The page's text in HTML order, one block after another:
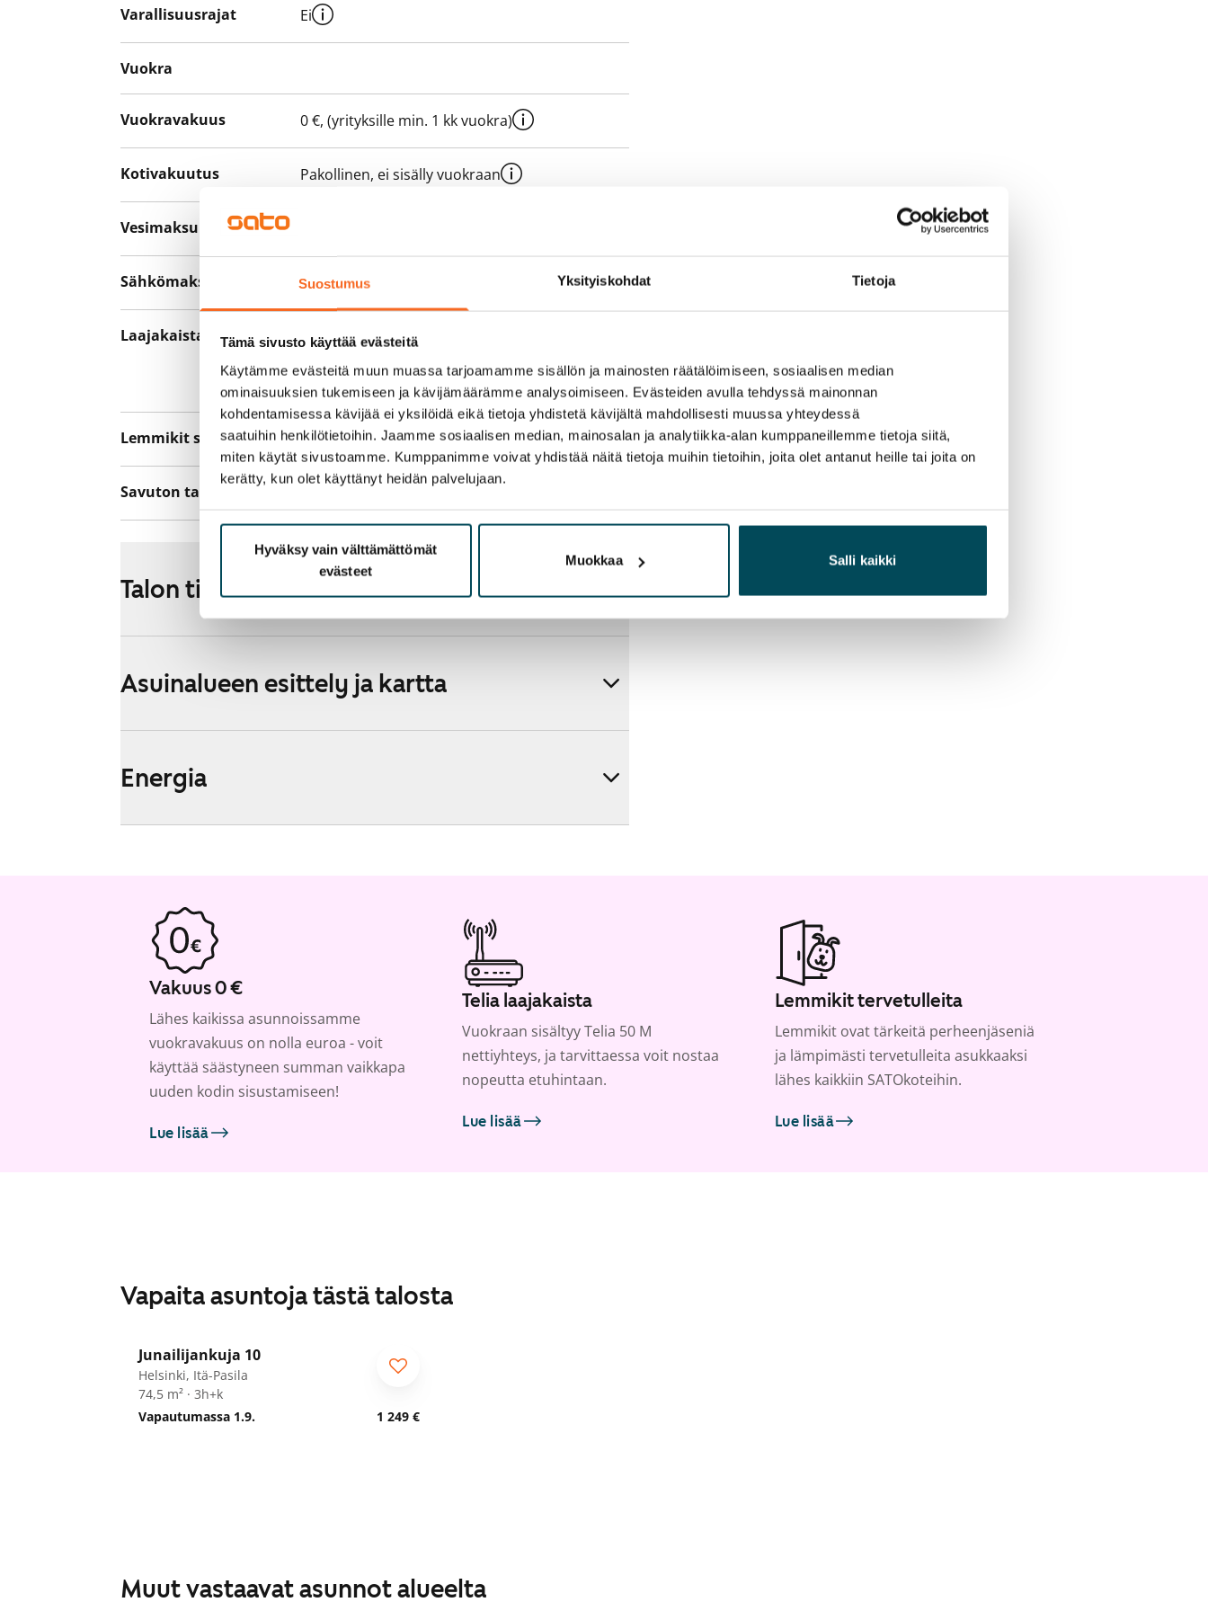
Suostumus Yksityiskohdat Tietoja
Tämä sivusto käyttää evästeitä
Käytämme evästeitä muun muassa tarjoamamme sisällön ja mainosten räätälöimiseen, sosiaalisen median
ominaisuuksien tukemiseen ja kävijämäärämme analysoimiseen. Evästeiden avulla tehdyssä mainonnan
kohdentamisessa kävijää ei yksilöidä eikä tietoja yhdistetä kävijältä mahdollisesti muussa yhteydessä
saatuihin henkilötietoihin. Jaamme sosiaalisen median, mainosalan ja analytiikka-alan kumppaneillemme tietoja siitä,
miten käytät sivustoamme. Kumppanimme voivat yhdistää näitä tietoja muihin tietoihin, joita olet antanut heille tai joita on
kerätty, kun olet käyttänyt heidän palvelujaan.
Hyväksy vain välttämättömät
evästeet
Muokkaa Salli kaikki
Varallisuusrajat Ei
Vuokra
Vuokravakuus 0 €, (yrityksille min. 1 kk vuokra)
Kotivakuutus Pakollinen, ei sisälly vuokraan
Vesimaksu
Sähkömaksu Vuokralainen solmii itse sähkösopimuksen.
Laajakaista
Vuokraan sisältyy 50 M laajakaistaliittymä. Voit
hankkia lisänopeutta etuhintaan ottamalla
yhteyttä operaattoriin Telia.
Lemmikit sallittu Kyllä
Savuton talo
Talon tiedot
Asuinalueen esittely ja kartta
Energia
Vakuus 0 €
Lähes kaikissa asunnoissamme
vuokravakuus on nolla euroa - voit
käyttää säästyneen summan vaikkapa
uuden kodin sisustamiseen!
Lue lisää
Telia laajakaista
Vuokraan sisältyy Telia 50 M
nettiyhteys, ja tarvittaessa voit nostaa
nopeutta etuhintaan.
Lue lisää
Lemmikit tervetulleita
Lemmikit ovat tärkeitä perheenjäseniä
ja lämpimästi tervetulleita asukkaaksi
lähes kaikkiin SATOkoteihin.
Lue lisää
Vapaita asuntoja tästä talosta
Junailijankuja 10
Helsinki, Itä-Pasila
74,5 m² · 3h+k
Vapautumassa 1.9.
1 249 €
Muut vastaavat asunnot alueelta